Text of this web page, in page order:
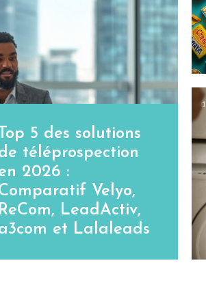
Top 5 des solutions
téléprospection
2026 :
Velyo,
ReCom, LeadActiv,
et Lalaleads